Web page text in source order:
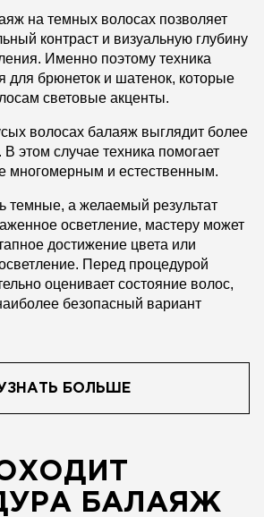
на темных волосах позволяет
контраст и визуальную глубину
Именно поэтому техника
для брюнеток и шатенок, которые
световые акценты.
волосах балаяж выглядит более
В этом случае техника помогает
многомерным и естественным.
темные, а желаемый результат
осветление, мастеру может
достижение цвета или
Перед процедурой
оценивает состояние волос,
безопасный вариант
БОЛЬШЕ
БАЛАЯЖ